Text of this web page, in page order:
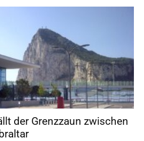
der Grenzzaun zwischen